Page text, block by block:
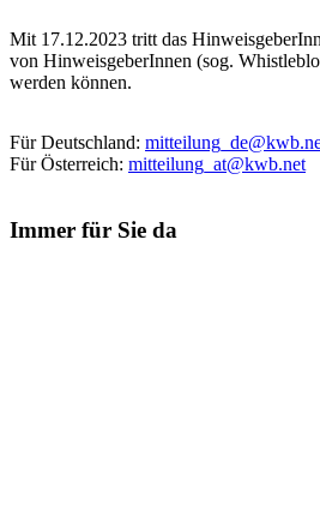
Mit 17.12.2023 tritt das
von HinweisgeberInnen (sog.
werden können.
Für Deutschland:
Für Österreich: mitteilung_at@kwb.net
Immer für Sie da